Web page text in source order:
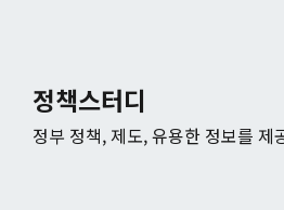
정책스터디
정부 정책, 제도, 유용한 정보를 제